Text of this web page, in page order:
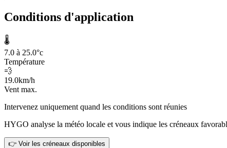
Conditions d'application
🌡️
7.0 à 25.0°c
Température
💨
19.0km/h
Vent max.
Intervenez uniquement quand les conditions sont réunies
HYGO analyse la météo locale et vous indique les créneaux
👉 Voir les créneaux disponibles